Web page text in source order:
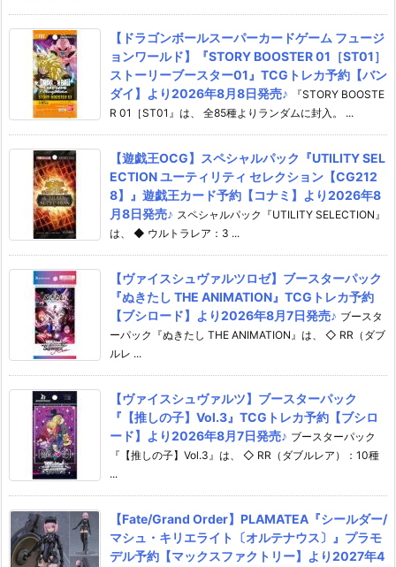
【ドラゴンボールスーパーカードゲーム フュージ
ョンワールド】『STORY BOOSTER 01［ST01］
ストーリーブースター01』TCGトレカ予約【バン
ダイ】より2026年8月8日発売♪
『STORY BOOSTE
R 01［ST01』は、 全85種よりランダムに封入。 ...
【遊戯王OCG】スペシャルパック『UTILITY SEL
ECTION ユーティリティ セレクション【CG212
8】』遊戯王カード予約【コナミ】より2026年8
月8日発売♪ スペシャルパック『UTILITY SELECTION』
は、 ◆ ウルトラレア：3 ...
【ヴァイスシュヴァルツロゼ】ブースターパック
『ぬきたし THE ANIMATION』TCGトレカ予約
【ブシロード】より2026年8月7日発売♪ ブースタ
ーパック『ぬきたし THE ANIMATION』は、 ◇ RR（ダブ
ルレ ...
【ヴァイスシュヴァルツ】ブースターパック
『【推しの子】Vol.3』TCGトレカ予約【ブシロ
ード】より2026年8月7日発売♪ ブースターパック
『【推しの子】Vol.3』は、 ◇ RR（ダブルレア）：10種
...
【Fate/Grand Order】PLAMATEA『シールダー/
マシュ・キリエライト〔オルテナウス〕』プラモ
デル予約【マックスファクトリー】より2027年4